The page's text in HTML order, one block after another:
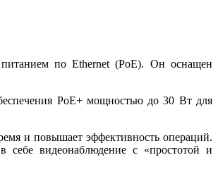
по Ethernet (PoE). Он оснащен
PoE+ мощностью до 30 Вт для
и повышает эффективность операций.
себе видеонаблюдение с «простотой и